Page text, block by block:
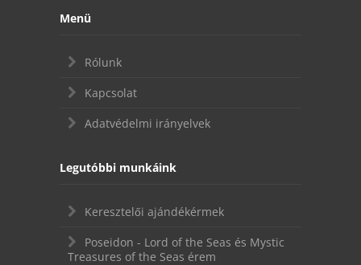
Menü
Rólunk
Kapcsolat
Adatvédelmi irányelvek
Legutóbbi munkáink
Keresztelői ajándékérmek
Poseidon - Lord of the Seas és Mystic
Treasures of the Seas érem